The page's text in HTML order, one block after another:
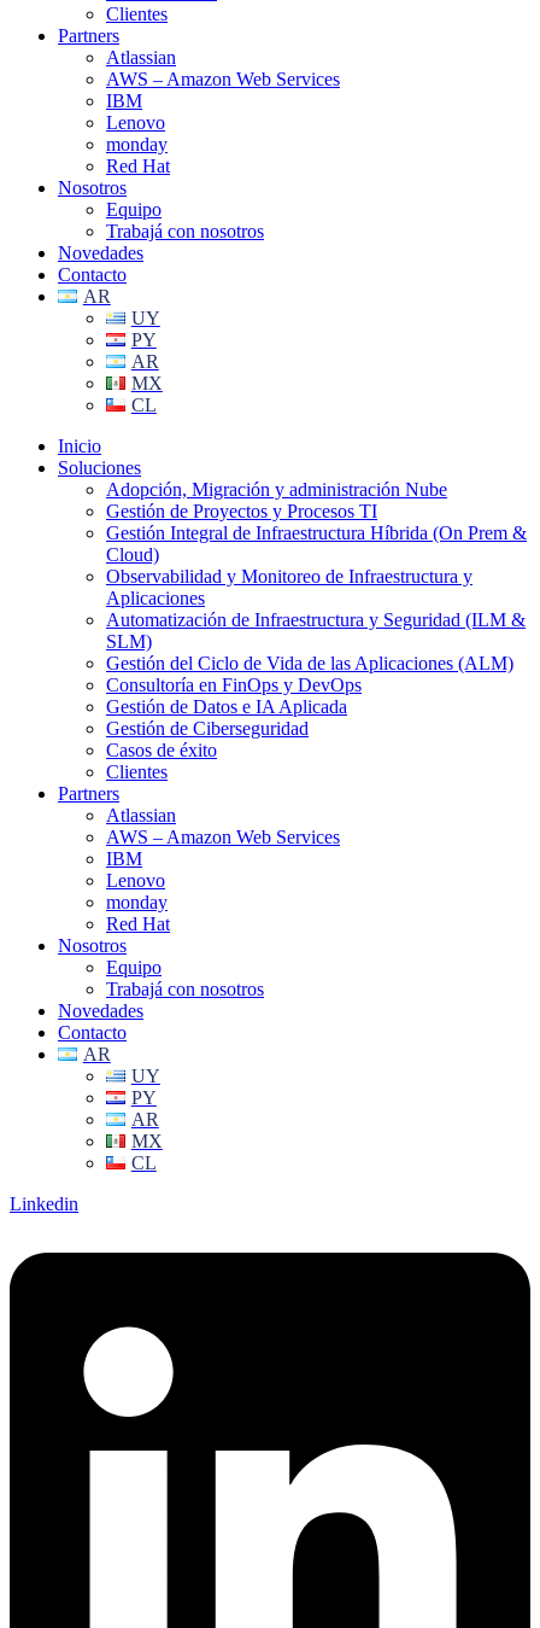
Clientes
Partners
Atlassian
AWS – Amazon Web Services
IBM
Lenovo
monday
Red Hat
Nosotros
Equipo
Trabajá con nosotros
Novedades
Contacto
AR
UY
PY
AR
MX
CL
Inicio
Soluciones
Adopción, Migración y administración Nube
Gestión de Proyectos y Procesos TI
Gestión Integral de Infraestructura Híbrida (On Prem &
Cloud)
Observabilidad y Monitoreo de Infraestructura y
Aplicaciones
Automatización de Infraestructura y Seguridad (ILM &
SLM)
Gestión del Ciclo de Vida de las Aplicaciones (ALM)
Consultoría en FinOps y DevOps
Gestión de Datos e IA Aplicada
Gestión de Ciberseguridad
Casos de éxito
Clientes
Partners
Atlassian
AWS – Amazon Web Services
IBM
Lenovo
monday
Red Hat
Nosotros
Equipo
Trabajá con nosotros
Novedades
Contacto
AR
UY
PY
AR
MX
CL
Linkedin